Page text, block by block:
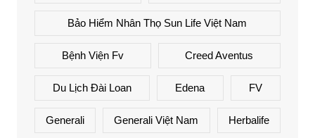
Bảo Hiểm Nhân Thọ Sun Life Việt Nam
Bệnh Viện Fv Creed Aventus
Du Lịch Đài Loan Edena FV
Generali Generali Việt Nam Herbalife